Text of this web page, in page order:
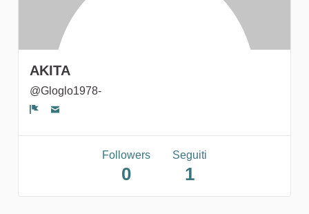
AKITA
@Gloglo1978-
Followers
0
Seguiti
1